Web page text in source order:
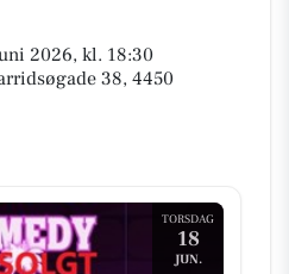
2026, kl. 18:30
38, 4450
TORSDAG
18
JUN.